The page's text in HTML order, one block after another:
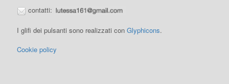
contatti:
I glifi dei pulsanti sono realizzati conGlyphicons.
Cookie policy